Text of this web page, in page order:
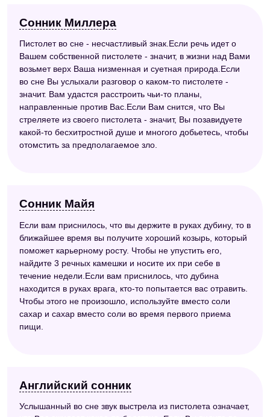
Сонник Миллера
Пистолет во сне - несчастливый знак.Если речь идет о
Вашем собственной пистолете - значит, в жизни над Вами
возьмет верх Ваша низменная и суетная природа.Если
во сне Вы услыхали разговор о каком-то пистолете -
значит. Вам удастся расстроить чьи-то планы,
направленные против Вас.Если Вам снится, что Вы
стреляете из своего пистолета - значит, Вы позавидуете
какой-то бесхитростной душе и многого добьетесь, чтобы
отомстить за предполагаемое зло.
Сонник Майя
Если вам приснилось, что вы держите в руках дубину, то в
ближайшее время вы получите хороший козырь, который
поможет карьерному росту. Чтобы не упустить его,
найдите 3 речных камешки и носите их при себе в
течение недели.Если вам приснилось, что дубина
находится в руках врага, кто-то попытается вас отравить.
Чтобы этого не произошло, используйте вместо соли
сахар и сахар вместо соли во время первого приема
пищи.
Английский сонник
Услышанный во сне звук выстрела из пистолета означает,